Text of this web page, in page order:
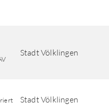
Stadt Völklingen
Stadt Völklingen